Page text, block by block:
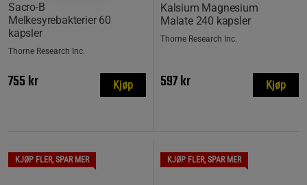
Sacro-B
Melkesyrebakterier 60
kapsler
Thorne Research Inc.
755 kr Kjøp
Kalsium Magnesium
Malate 240 kapsler
Thorne Research Inc.
597 kr Kjøp
KJØP FLER, SPAR MER KJØP FLER, SPAR MER